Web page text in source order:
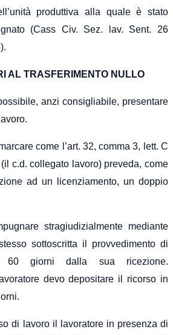
produttiva alla quale è stato
(Cass Civ. Sez. lav. Sent. 26
AL TRASFERIMENTO NULLO
anzi consigliabile, presentare
come l’art. 32, comma 3, lett. C
c.d. collegato lavoro) preveda, come
ad un licenziamento, un doppio
stragiudizialmente mediante
sottoscritta il provvedimento di
60 giorni dalla sua ricezione.
devo depositare il ricorso in
di lavoro il lavoratore in presenza di